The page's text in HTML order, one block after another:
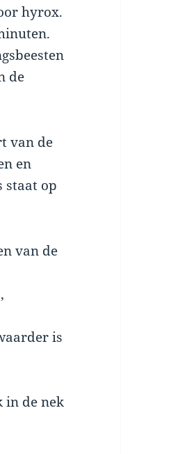
hyrox.
de
van de
en
staat op
van de
is
in de nek